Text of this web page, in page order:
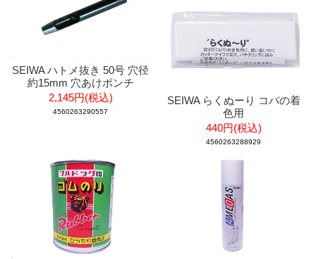
SEIWA ハトメ抜き 50号 穴径
約15mm 穴あけポンチ
2,145円(税込)
4560263290557
SEIWA らくぬーり コバの着
色用
440円(税込)
4560263288929